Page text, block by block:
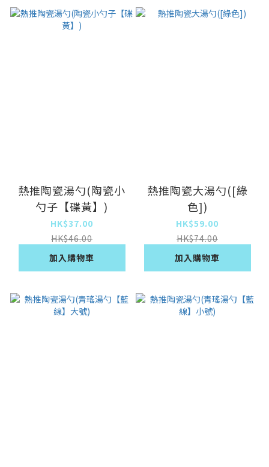
熱推陶瓷湯勺(陶瓷小
勺子【碟黃】)
HK$37.00
HK$46.00
加入購物車
熱推陶瓷大湯勺([綠
色])
HK$59.00
HK$74.00
加入購物車